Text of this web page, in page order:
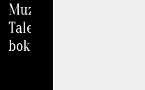
Muzikálová královna
Talentovaná herečka
boku tají. Otázky